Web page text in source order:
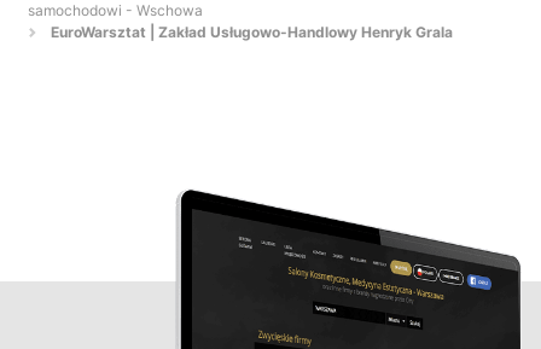
samochodowi - Wschowa
EuroWarsztat | Zakład Usługowo-Handlowy Henryk Grala